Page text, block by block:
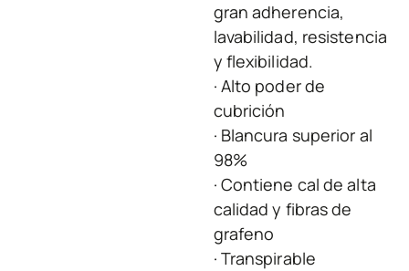
gran adherencia,
lavabilidad, resistencia
y flexibilidad.
· Alto poder de
cubrición
· Blancura superior al
98%
· Contiene cal de alta
calidad y fibras de
grafeno
· Transpirable